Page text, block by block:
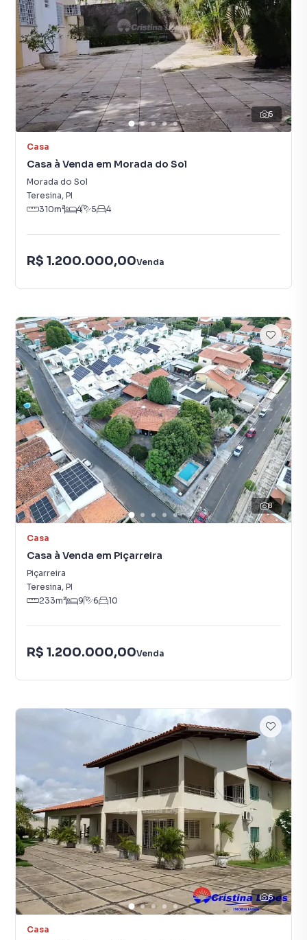
5
Casa
Casa à Venda em Morada do Sol
Morada do Sol
Teresina, PI
310m² 4 5 4
R$ 1.200.000,00Venda
8
Casa
Casa à Venda em Piçarreira
Piçarreira
Teresina, PI
233m² 9 6 10
R$ 1.200.000,00Venda
5
Casa